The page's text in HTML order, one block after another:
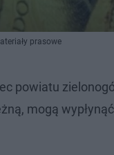
prasowe
powiatu
mogą